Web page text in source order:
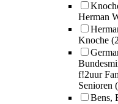
Herman
Knoche
f!2uur
Senioren
Bens,